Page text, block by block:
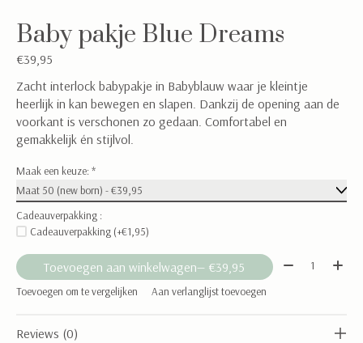
Baby pakje Blue Dreams
€39,95
Zacht interlock babypakje in Babyblauw waar je kleintje
heerlijk in kan bewegen en slapen. Dankzij de opening aan de
voorkant is verschonen zo gedaan. Comfortabel en
gemakkelijk én stijlvol.
Maak een keuze: *
Cadeauverpakking :
Cadeauverpakking (+€1,95)
Toevoegen aan winkelwagen — €39,95 Aantal:
Toevoegen om te vergelijken Aan verlanglijst toevoegen
Reviews (0)